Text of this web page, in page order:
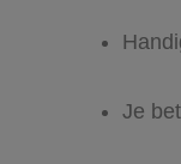
Je